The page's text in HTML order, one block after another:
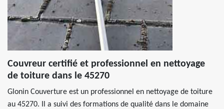
Couvreur certifié et professionnel en nettoyage
de toiture dans le 45270
Glonin Couverture est un professionnel en nettoyage de toiture
au 45270. Il a suivi des formations de qualité dans le domaine